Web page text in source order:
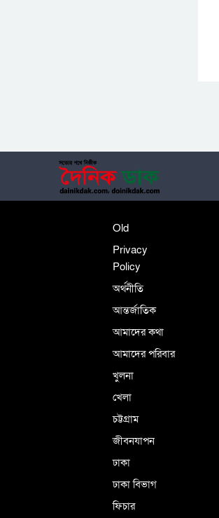
Old
Privacy
Policy
অর্থনীতি
আন্তর্জাতিক
আমাদের কথা
আমাদের পরিবার
খুলনা
খেলা
চট্টগ্রাম
জীবনযাপন
ঢাকা
ঢাকা বিভাগ
ফিচার